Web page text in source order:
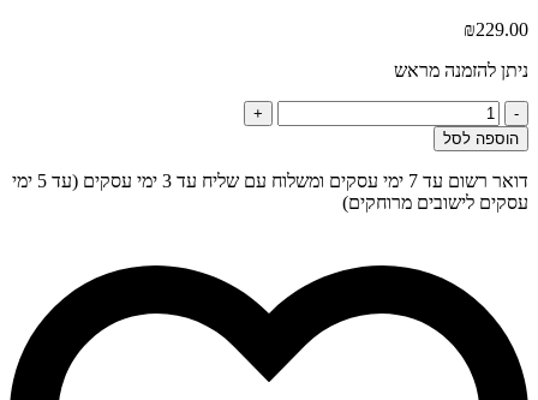
₪229.00
ניתן להזמנה מראש
-
כמות
של
ויברטור
מאלץ
אורגזמה
Carina
+
הוספה לסל
דואר רשום עד 7 ימי עסקים ומשלוח עם שליח עד 3 ימי עסקים (עד 5 ימי
עסקים לישובים מרוחקים)